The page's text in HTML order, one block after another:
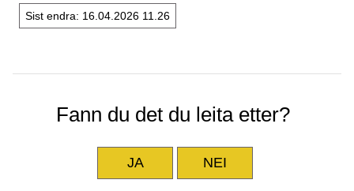
Sist endra 16.04.2026 11.26
Fann du det du leita etter?
JA NEI